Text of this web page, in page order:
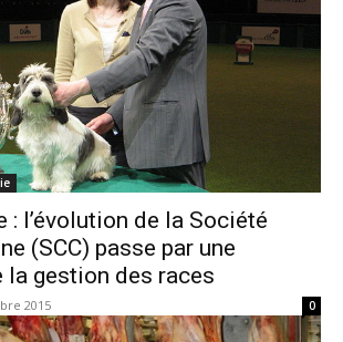
: l’évolution de la Société
(SCC) passe par une
la gestion des races
2015 0